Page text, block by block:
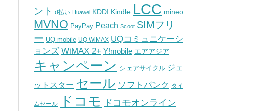
ント
d払い Huawei KDDI Kindle LCC mineo
MVNO PayPay Peach Scoot SIMフリ
ー UQ mobile UQ WiMAX UQコミュニケーシ
ョンズ WiMAX 2+ Y!mobile エアアジア
キャンペーン シェアサイクル ジェ
ットスター セール ソフトバンク タイ
ムセール ドコモ
ドコモオンライン